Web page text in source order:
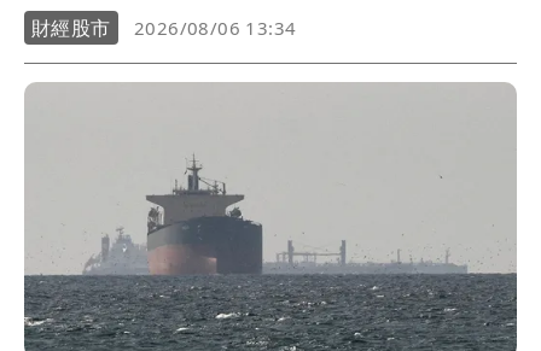
財經股市
2026/08/06 13:34